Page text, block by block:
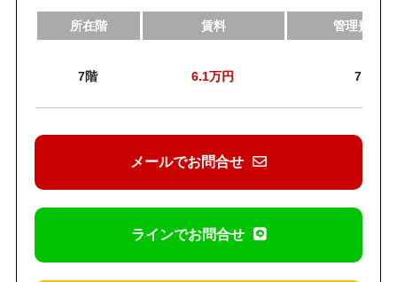
所在階 賃料 管理費・
7階 6.1万円 7,000
メールでお問合せ
ラインでお問合せ